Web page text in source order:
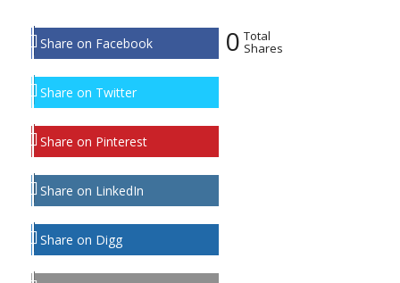
Share on Facebook
Share on Twitter
Share on Pinterest
Share on LinkedIn
Share on Digg
0 Total
Shares